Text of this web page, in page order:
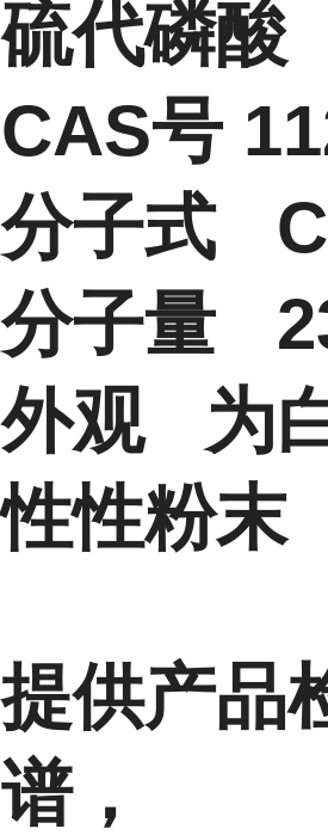
硫代磷酸
CAS号
分子式
分子量
外观 为
性性粉末
提供产品
谱，